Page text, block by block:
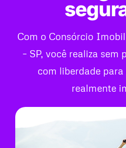
Com o Consórcio
– SP, você realiza sem
com liberdade
realmente